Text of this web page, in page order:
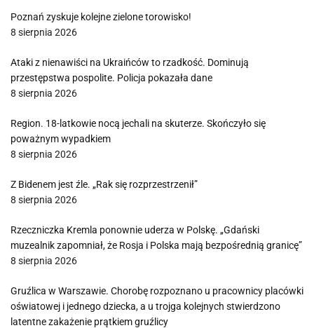
Poznań zyskuje kolejne zielone torowisko!
8 sierpnia 2026
Ataki z nienawiści na Ukraińców to rzadkość. Dominują
przestępstwa pospolite. Policja pokazała dane
8 sierpnia 2026
Region. 18-latkowie nocą jechali na skuterze. Skończyło się
poważnym wypadkiem
8 sierpnia 2026
Z Bidenem jest źle. „Rak się rozprzestrzenił”
8 sierpnia 2026
Rzeczniczka Kremla ponownie uderza w Polskę. „Gdański
muzealnik zapomniał, że Rosja i Polska mają bezpośrednią granicę”
8 sierpnia 2026
Gruźlica w Warszawie. Chorobę rozpoznano u pracownicy placówki
oświatowej i jednego dziecka, a u trojga kolejnych stwierdzono
latentne zakażenie prątkiem gruźlicy